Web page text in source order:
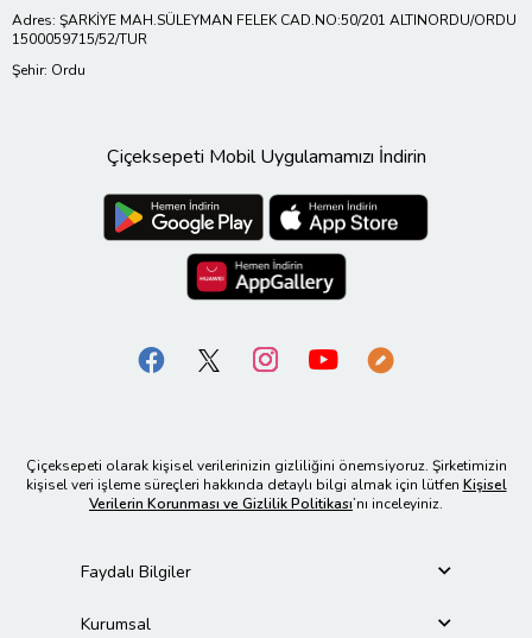
Adres: ŞARKİYE MAH.SÜLEYMAN FELEK CAD.NO:50/201 ALTINORDU/ORDU
1500059715/52/TUR
Şehir: Ordu
Çiçeksepeti Mobil Uygulamamızı İndirin
Çiçeksepeti olarak kişisel verilerinizin gizliliğini önemsiyoruz. Şirketimizin
kişisel veri işleme süreçleri hakkında detaylı bilgi almak için lütfen Kişisel
Verilerin Korunması ve Gizlilik Politikası’nı inceleyiniz.
Faydalı Bilgiler
Kurumsal